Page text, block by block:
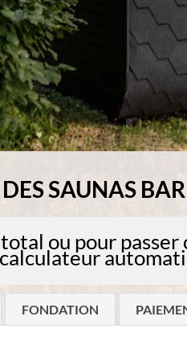
SAUNAS
ou pour passer
FONDATION